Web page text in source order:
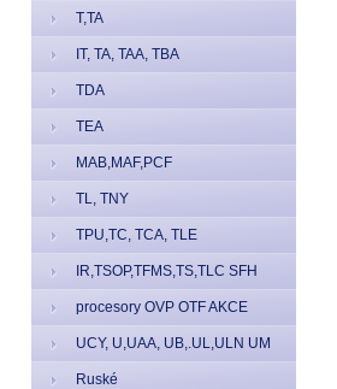
T,TA
IT, TA, TAA, TBA
TDA
TEA
MAB,MAF,PCF
TL, TNY
TPU,TC, TCA, TLE
IR,TSOP,TFMS,TS,TLC SFH
procesory OVP OTF AKCE
UCY, U,UAA, UB,.UL,ULN UM
Ruské